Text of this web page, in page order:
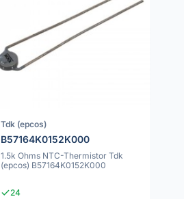
Tdk (epcos)
B57164K0152K000
1.5k Ohms NTC-Thermistor Tdk
(epcos) B57164K0152K000
24